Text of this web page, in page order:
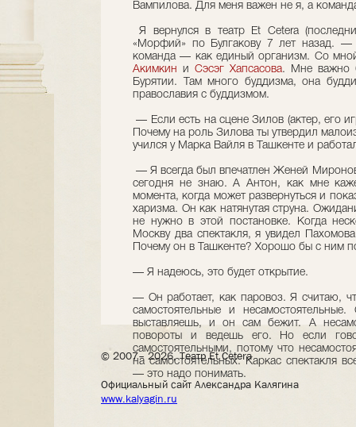
Вампилова. Для меня важен не я, а
Я вернулся в театр Et Cetera
«Морфий» по Булгакову 7 лет назад. —
команда — как единый организм. Со
Акимкин и Сэсэг Хапсасова. Мне важно
Бурятии. Там много буддизма, она
православия с буддизмом.
— Если есть на сцене Зилов (актер, его
Почему на роль Зилова ты утвердил
учился у Марка Вайля в Ташкенте и
— Я всегда был впечатлен Женей
сегодня не знаю. А Антон, как мне
момента, когда может развернуться и
харизма. Он как натянутая струна.
не нужно в этой постановке. Когда
Москву два спектакля, я увидел
Почему он в Ташкенте? Хорошо бы с ним
— Я надеюсь, это будет открытие.
— Он работает, как паровоз. Я считаю,
самостоятельные и
выставляешь, и он сам бежит. А
повороты и ведешь его. Но если
самостоятельными, потому что
на самостоятельных. Каркас спектакля
— это надо понимать.
© 2007– 2026, Театр Et Cetera
Официальный сайт Александра Калягина
www.kalyagin.ru